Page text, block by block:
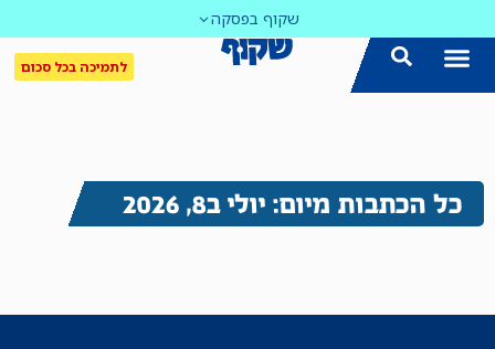
שקוף בפסקה
לתמיכה בכל סכום
כל הכתבות מיום: יולי ב8, 2026